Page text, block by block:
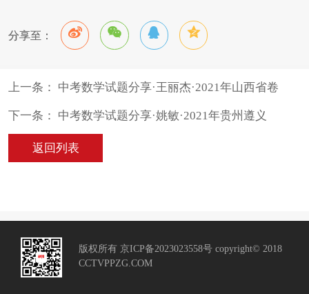
分享至：
上一条： 中考数学试题分享·王丽杰·2021年山西省卷
下一条： 中考数学试题分享·姚敏·2021年贵州遵义
返回列表
版权所有 京ICP备2023023558号 copyright© 2018
CCTVPPZG.COM